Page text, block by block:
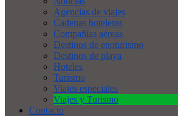
Agencias de viajes
Cadenas hoteleras
Compañías aéreas
Destinos de enoturismo
Destinos de playa
Hoteles
Turismo
Viajes especiales
Viajes y Turismo
Contacto